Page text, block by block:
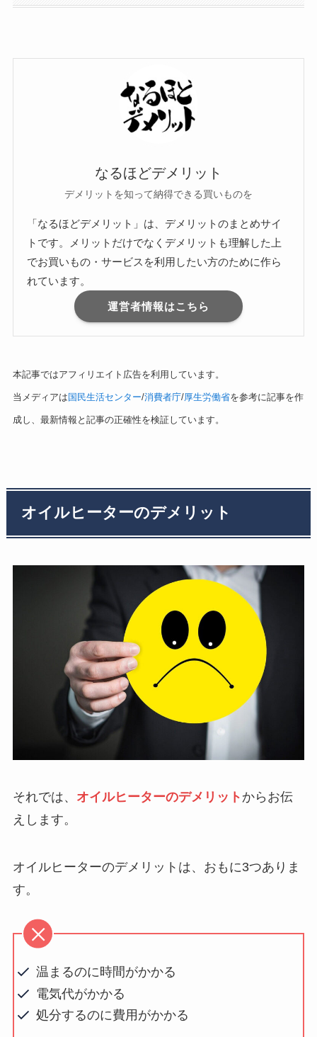
なるほどデメリット
デメリットを知って納得できる買いものを
「なるほどデメリット」は、デメリットのまとめサイ
トです。メリットだけでなくデメリットも理解した上
でお買いもの・サービスを利用したい方のために作ら
れています。
運営者情報はこちら
本記事ではアフィリエイト広告を利用しています。
当メディアは 国民生活センター/消費者庁/厚生労働省を参考に記事を作
成し、最新情報と記事の正確性を検証しています。
オイルヒーターのデメリット
それでは、 オイルヒーターのデメリット からお伝
えします。
オイルヒーターのデメリットは、おもに3つありま
す。
温まるのに時間がかかる
電気代がかかる
処分するのに費用がかかる